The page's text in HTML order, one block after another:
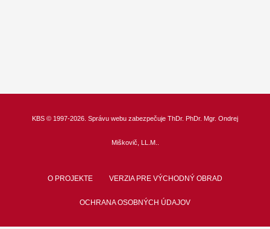
KBS © 1997-2026. Správu webu zabezpečuje ThDr. PhDr. Mgr. Ondrej
Miškovič, LL.M.
O PROJEKTE VERZIA PRE VÝCHODNÝ OBRAD
OCHRANA OSOBNÝCH ÚDAJOV